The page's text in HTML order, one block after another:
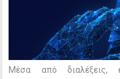
Μέσα από διαλέξεις,